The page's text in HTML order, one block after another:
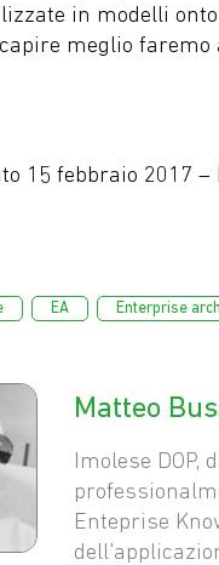
in modelli
meglio faremo
15 febbraio 2017 –
EA Enterprise
Matteo
Imolese
Enteprise